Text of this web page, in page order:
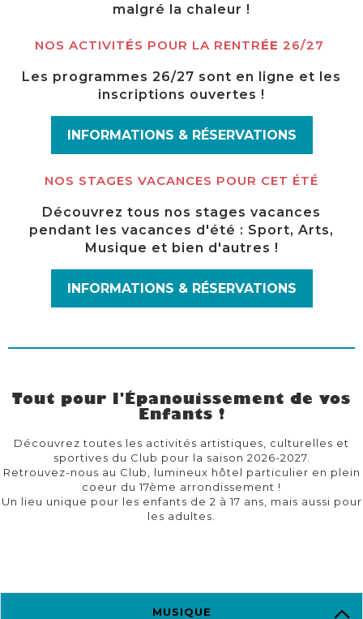
malgré la chaleur !
NOS ACTIVITÉS POUR LA RENTRÉE 26/27
Les programmes 26/27 sont en ligne et les
inscriptions ouvertes !
INFORMATIONS & RÉSERVATIONS
NOS STAGES VACANCES POUR CET ÉTÉ
Découvrez tous nos stages vacances
pendant les vacances d'été : Sport, Arts,
Musique et bien d'autres !
INFORMATIONS & RÉSERVATIONS
Tout pour l'Épanouissement de vos
Enfants !
Découvrez toutes les activités artistiques, culturelles et
sportives du Club pour la saison 2026-2027.
Retrouvez-nous au Club, lumineux hôtel particulier en plein
coeur du 17ème arrondissement !
Un lieu unique pour les enfants de 2 à 17 ans, mais aussi pour
les adultes.
MUSIQUE